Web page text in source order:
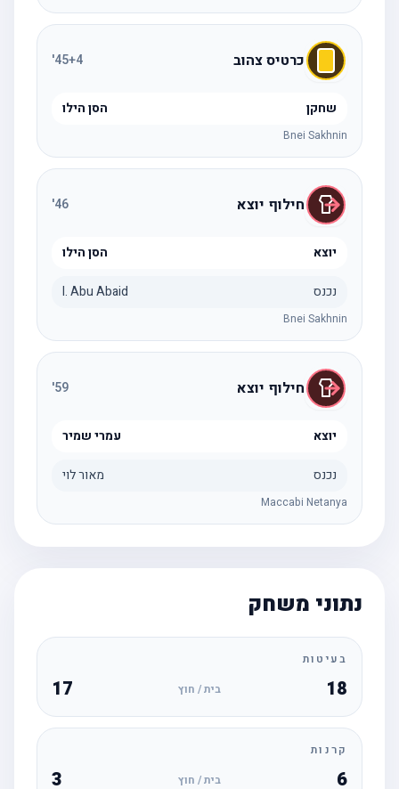
כרטיס צהוב 45+4
'
שחקן הסן הילו
Bnei Sakhnin
חילוף יוצא 46
'
יוצא הסן הילו
נכנס I. Abu Abaid
Bnei Sakhnin
חילוף יוצא 59
'
יוצא עמרי שמיר
נכנס מאור לוי
Maccabi Netanya
נתוני משחק
בעיטות
18 בית / חוץ 17
קרנות
בית / חוץ